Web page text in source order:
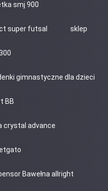
smj 900
super futsal sklep
gimnastyczne dla dzieci
BB
crystal advance
Bawełna allright